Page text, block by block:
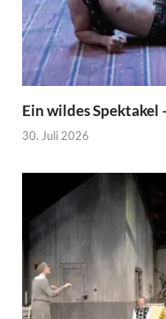
Ein wildes Spektakel
30. Juli 2026